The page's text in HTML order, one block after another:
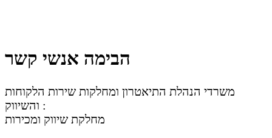
הבימה אנשי קשר
משרדי הנהלת התיאטרון ומחלקות שירות הלקוחות
והשיווק :
מחלקת שיווק ומכירות